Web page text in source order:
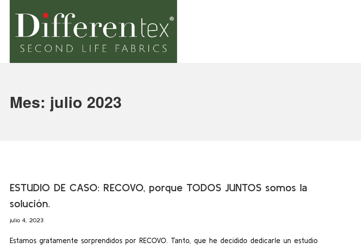
Mes: julio 2023
ESTUDIO DE CASO: RECOVO, porque TODOS JUNTOS somos la
solución.
julio 4, 2023
2024
Estamos gratamente sorprendidos por RECOVO. Tanto, que he decidido dedicarle un estudio